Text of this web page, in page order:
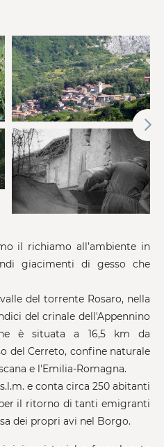
il richiamo all’ambiente in
giacimenti di gesso che
del torrente Rosaro, nella
del crinale dell'Appennino
è situata a 16,5 km da
del Cerreto, confine naturale
e l'Emilia-Romagna.
e conta circa 250 abitanti
il ritorno di tanti emigranti
dei propri avi nel Borgo.